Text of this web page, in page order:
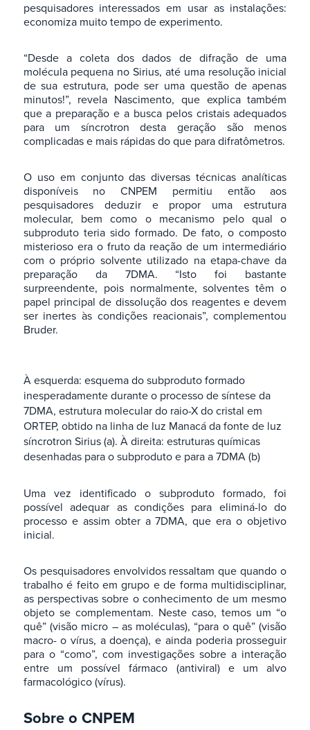
pesquisadores interessados em usar as instalações:
economiza muito tempo de experimento.
“Desde a coleta dos dados de difração de uma
molécula pequena no Sirius, até uma resolução inicial
de sua estrutura, pode ser uma questão de apenas
minutos!”, revela Nascimento, que explica também
que a preparação e a busca pelos cristais adequados
para um síncrotron desta geração são menos
complicadas e mais rápidas do que para difratômetros.
O uso em conjunto das diversas técnicas analíticas
disponíveis no CNPEM permitiu então aos
pesquisadores deduzir e propor uma estrutura
molecular, bem como o mecanismo pelo qual o
subproduto teria sido formado. De fato, o composto
misterioso era o fruto da reação de um intermediário
com o próprio solvente utilizado na etapa-chave da
preparação da 7DMA. “Isto foi bastante
surpreendente, pois normalmente, solventes têm o
papel principal de dissolução dos reagentes e devem
ser inertes às condições reacionais”, complementou
Bruder.
À esquerda: esquema do subproduto formado
inesperadamente durante o processo de síntese da
7DMA, estrutura molecular do raio-X do cristal em
ORTEP, obtido na linha de luz Manacá da fonte de luz
síncrotron Sirius (a). À direita: estruturas químicas
desenhadas para o subproduto e para a 7DMA (b)
Uma vez identificado o subproduto formado, foi
possível adequar as condições para eliminá-lo do
processo e assim obter a 7DMA, que era o objetivo
inicial.
Os pesquisadores envolvidos ressaltam que quando o
trabalho é feito em grupo e de forma multidisciplinar,
as perspectivas sobre o conhecimento de um mesmo
objeto se complementam. Neste caso, temos um “o
quê” (visão micro – as moléculas), “para o quê” (visão
macro- o vírus, a doença), e ainda poderia prosseguir
para o “como”, com investigações sobre a interação
entre um possível fármaco (antiviral) e um alvo
farmacológico (vírus).
Sobre o CNPEM